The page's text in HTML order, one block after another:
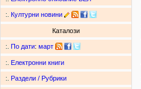
:. Културни новини
Каталози
:. По дати: март
:. Електронни книги
:. Раздели / Рубрики